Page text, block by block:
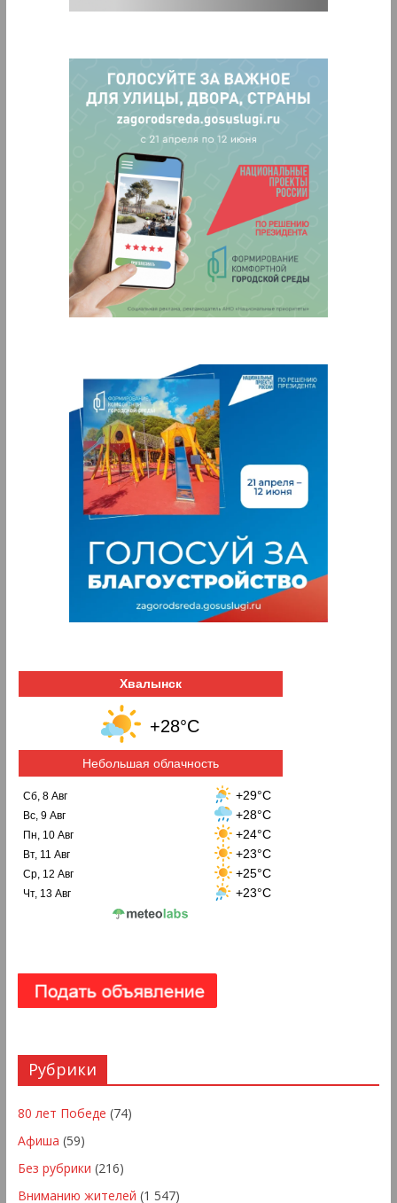
Хвалынск
+28°C
Небольшая облачность
Сб, 8 Авг +29°C
Вс, 9 Авг +28°C
Пн, 10 Авг +24°C
Вт, 11 Авг +23°C
Ср, 12 Авг +25°C
Чт, 13 Авг +23°C
Рубрики
80 лет Победе (74)
Афиша (59)
Без рубрики (216)
Вниманию жителей (1 547)